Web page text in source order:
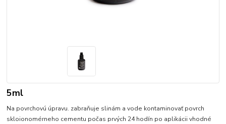
5ml
Na povrchovú úpravu. zabraňuje slinám a vode kontaminovať povrch
skloionomérneho cementu počas prvých 24 hodín po aplikácii vhodné